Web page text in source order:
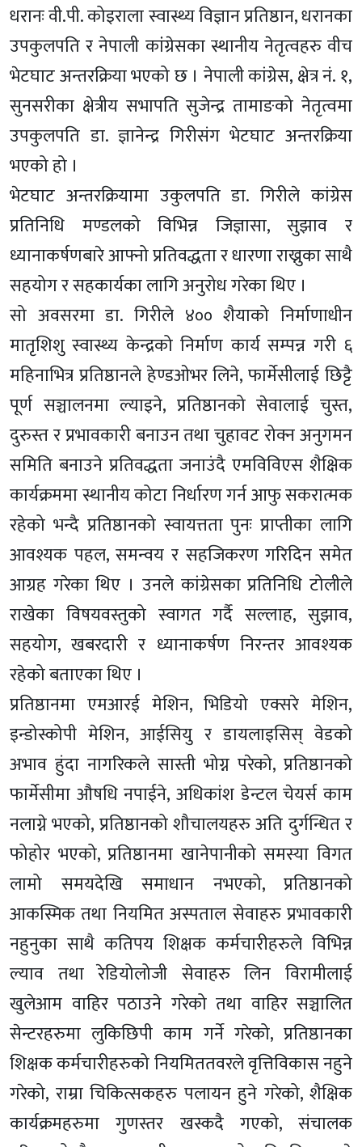
धरानः वी.पी. कोइराला स्वास्थ्य विज्ञान प्रतिष्ठान, धरानका
उपकुलपति र नेपाली कांंग्रेसका स्थानीय नेतृत्वहरु वीच
भेटघाट अन्तरक्रिया भएको छ । नेपाली कांग्रेस, क्षेत्र नं. १,
सुनसरीका क्षेत्रीय सभापति सुजेन्द्र तामाङको नेतृत्वमा
उपकुलपति डा. ज्ञानेन्द्र गिरीसंग भेटघाट अन्तरक्रिया
भएको हो ।
भेटघाट अन्तरक्रियामा उकुलपति डा. गिरीले कांग्रेस
प्रतिनिधि मण्डलको विभिन्न जिज्ञासा, सुझाव र
ध्यानाकर्षणबारे आफ्नो प्रतिवद्धता र धारणा राख्नुका साथै
सहयोग र सहकार्यका लागि अनुरोध गरेका थिए ।
सो अवसरमा डा. गिरीले ४०० शैयाको निर्माणाधीन
मातृशिशु स्वास्थ्य केन्द्रको निर्माण कार्य सम्पन्न गरी ६
महिनाभित्र प्रतिष्ठानले हेण्डओभर लिने, फार्मेसीलाई छिट्टै
पूर्ण सञ्चालनमा ल्याइने, प्रतिष्ठानको सेवालाई चुस्त,
दुरुस्त र प्रभावकारी बनाउन तथा चुहावट रोक्न अनुगमन
समिति बनाउने प्रतिवद्धता जनाउंदै एमविविएस शैक्षिक
कार्यक्रममा स्थानीय कोटा निर्धारण गर्न आफु सकरात्मक
रहेको भन्दै प्रतिष्ठानको स्वायत्तता पुनः प्राप्तीका लागि
आवश्यक पहल, समन्वय र सहजिकरण गरिदिन समेत
आग्रह गरेका थिए । उनले कांग्रेसका प्रतिनिधि टोलीले
राखेका विषयवस्तुको स्वागत गर्दै सल्लाह, सुझाव,
सहयोग, खबरदारी र ध्यानाकर्षण निरन्तर आवश्यक
रहेको बताएका थिए ।
प्रतिष्ठानमा एमआरई मेशिन, भिडियो एक्सरे मेशिन,
इन्डोस्कोपी मेशिन, आईसियु र डायलाइसिस् वेडको
अभाव हुंदा नागरिकले सास्ती भोग्न परेको, प्रतिष्ठानको
फार्मेसीमा औषधि नपाईने, अधिकांश डेन्टल चेयर्स काम
नलाग्ने भएको, प्रतिष्ठानको शौचालयहरु अति दुर्गन्धित र
फोहोर भएको, प्रतिष्ठानमा खानेपानीको समस्या विगत
लामो समयदेखि समाधान नभएको, प्रतिष्ठानको
आकस्मिक तथा नियमित अस्पताल सेवाहरु प्रभावकारी
नहुनुका साथै कतिपय शिक्षक कर्मचारीहरुले विभिन्न
ल्याव तथा रेडियोलोजी सेवाहरु लिन विरामीलाई
खुलेआम वाहिर पठाउने गरेको तथा वाहिर सञ्चालित
सेन्टरहरुमा लुकिछिपी काम गर्ने गरेको, प्रतिष्ठानका
शिक्षक कर्मचारीहरुको नियमिततवरले वृत्तिविकास नहुने
गरेको, राम्रा चिकित्सकहरु पलायन हुने गरेको, शैक्षिक
कार्यक्रमहरुमा गुणस्तर खस्कदै गएको, संचालक